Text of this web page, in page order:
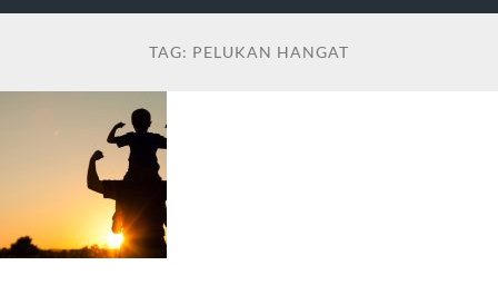
TAG: PELUKAN HANGAT